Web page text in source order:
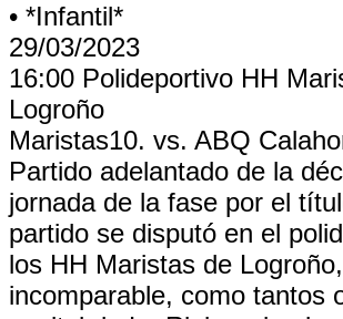
• *Infantil*
29/03/2023
16:00 Polideportivo HH
Logroño
Maristas10. vs. ABQ
Partido adelantado de la
jornada de la fase por el
partido se disputó en el
los HH Maristas de
incomparable, como tantos